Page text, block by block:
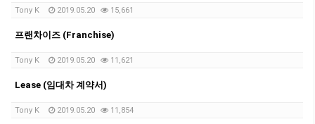
Tony K 2019.05.20 15,661
프랜차이즈 (Franchise)
Tony K 2019.05.20 11,621
Lease (임대차 계약서)
Tony K 2019.05.20 11,854